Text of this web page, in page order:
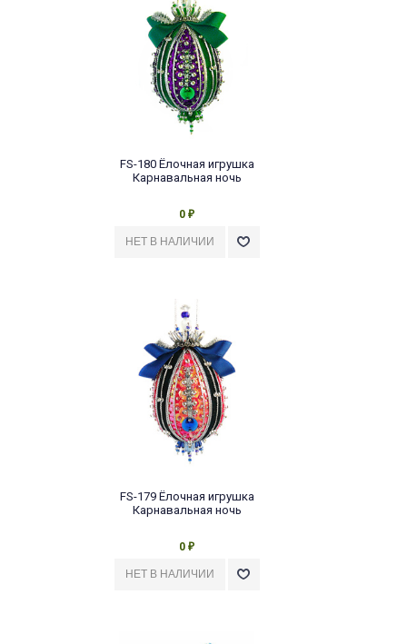
FS-180 Ёлочная игрушка
Карнавальная ночь
0 ₽
FS-179 Ёлочная игрушка
Карнавальная ночь
0 ₽